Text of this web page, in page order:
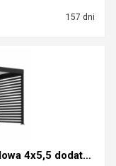
157 dni
CarPort PREMIUM - wiata samochodowa 4x5,5 dodatko...